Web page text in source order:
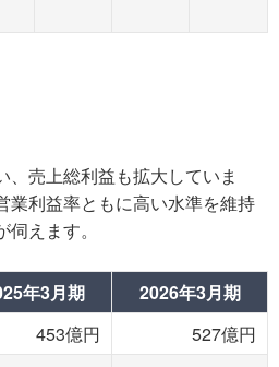
売上総利益も拡大していま
業利益率ともに高い水準を維持
えます。
年3月期
2026年3月期
453億円
527億円